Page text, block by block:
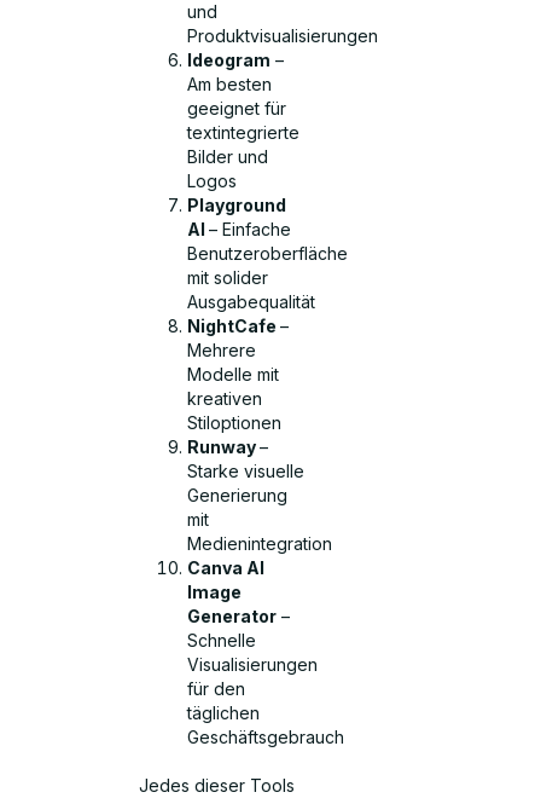
und
Produktvisualisierungen
Ideogram –
Am besten
geeignet für
textintegrierte
Bilder und
Logos
Playground
AI– Einfache
Benutzeroberfläche
mit solider
Ausgabequalität
NightCafe–
Mehrere
Modelle mit
kreativen
Stiloptionen
Runway–
Starke visuelle
Generierung
mit
Medienintegration
Canva AI
Image
Generator –
Schnelle
Visualisierungen
für den
täglichen
Geschäftsgebrauch
Jedes dieser Tools